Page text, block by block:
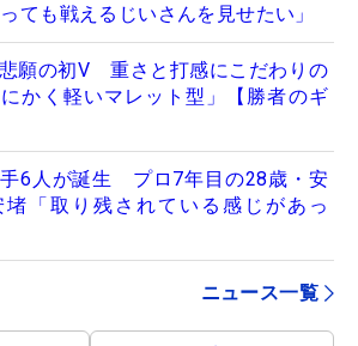
ても戦えるじいさんを見せたい」
願の初V 重さと打感にこだわりの
かく軽いマレット型」【勝者のギ
6人が誕生 プロ7年目の28歳・安
「取り残されている感じがあっ
ニュース一覧